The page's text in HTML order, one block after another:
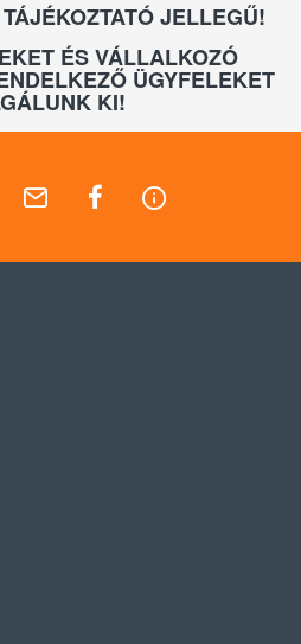
JELLEGŰ!
ÉS VÁLLALKOZÓ
ÜGYFELEKET
KI!